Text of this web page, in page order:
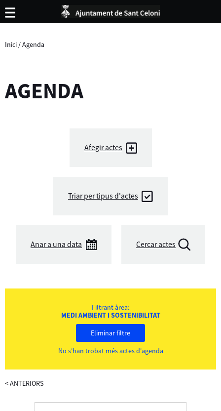
Inici /Agenda
AGENDA
Afegir actes
Triar per tipus d'actes
Anar a una data Cercar actes
Filtrant àrea:
MEDI AMBIENT I SOSTENIBILITAT
Eliminar filtre
No s'han trobat més actes d'agenda
<ANTERIORS